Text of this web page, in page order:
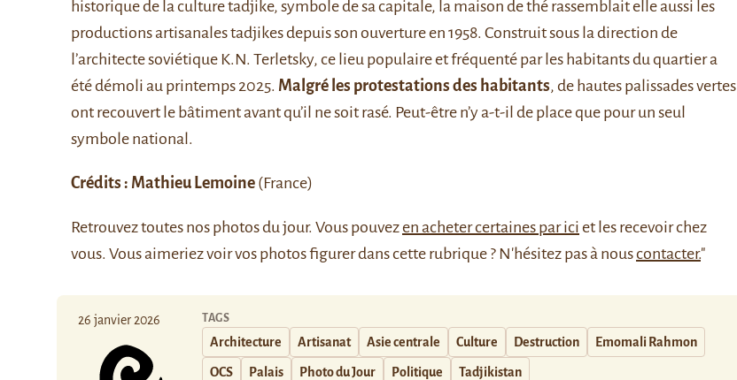
historique de la culture tadjike, symbole de sa capitale, la maison de thé rassemblait elle aussi les
productions artisanales tadjikes depuis son ouverture en 1958. Construit sous la direction de
l’architecte soviétique K.N. Terletsky, ce lieu populaire et fréquenté par les habitants du quartier a
été démoli au printemps 2025. Malgré les protestations des habitants, de hautes palissades vertes
ont recouvert le bâtiment avant qu’il ne soit rasé. Peut-être n’y a-t-il de place que pour un seul
symbole national.
Crédits : Mathieu Lemoine (France)
Retrouveztoutes nos photos du jour. Vous pouvezen acheter certaines par ici et les recevoir chez
vous. Vous aimeriez voir vos photos figurer dans cette rubrique ? N'hésitez pas à nouscontacter."
26 janvier 2026 TAGS
Architecture Artisanat Asie centrale Culture Destruction Emomali Rahmon
OCS Palais Photo du Jour Politique Tadjikistan